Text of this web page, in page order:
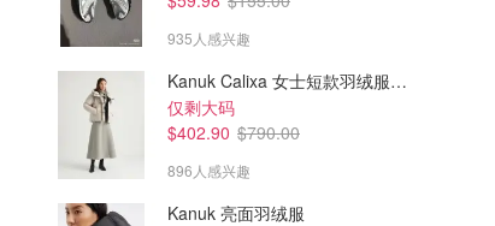
935人感兴趣
Kanuk Calixa 女士短款羽绒服 米色
仅剩大码
$402.90 $790.00
896人感兴趣
Kanuk 亮面羽绒服